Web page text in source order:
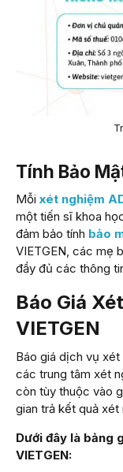
Tính Bảo
Mỗi xét nghiệm
một tiến sĩ khoa
đảm bảo tính bảo
VIETGEN, các mẹ
đầy đủ các thông
Báo Giá
VIETGEN
Báo giá dịch vụ
các trung tâm xét
còn tùy thuộc vào
gian trả kết quả
Dưới đây là bảng
VIETGEN: